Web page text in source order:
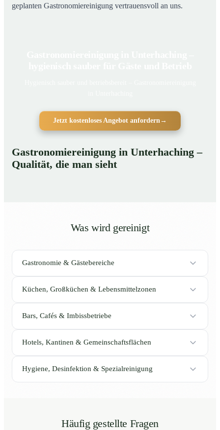
geplanten Gastronomiereinigung vertrauensvoll an uns.
Jetzt kostenloses Angebot anfordern →
Gastronomiereinigung in Unterhaching –
Qualität, die man sieht
Was wird gereinigt
Gastronomie & Gästebereiche
Küchen, Großküchen & Lebensmittelzonen
Bars, Cafés & Imbissbetriebe
Hotels, Kantinen & Gemeinschaftsflächen
Hygiene, Desinfektion & Spezialreinigung
Häufig gestellte Fragen